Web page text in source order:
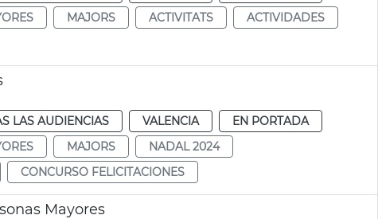
MAJORS ACTIVITATS
ACTIVIDADES
LAS AUDIENCIAS VALENCIA
EN PORTADA
MAJORS
NADAL 2024
CONCURSO FELICITACIONES
Mayores